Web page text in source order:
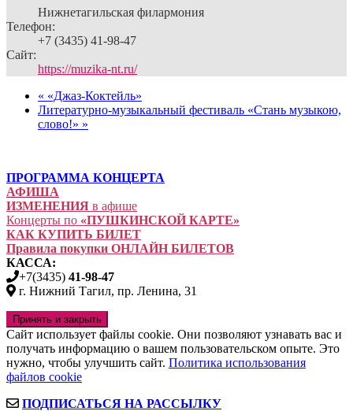
Нижнетагильская филармония
Телефон:
+7 (3435) 41-98-47
Сайт:
https://muzika-nt.ru/
« «Джаз-Коктейль»
Литературно-музыкальный фестиваль «Стань музыкою,
слово!» »
ПРОГРАММА КОНЦЕРТА
АФИША
ИЗМЕНЕНИЯ в афише
Концерты по «ПУШКИНСКОЙ КАРТЕ»
КАК КУПИТЬ БИЛЕТ
Правила покупки ОНЛАЙН БИЛЕТОВ
КАССА:
+7(3435) 41-98-47
г. Нижний Тагил, пр. Ленина, 31
Сайт использует файлы cookie. Они позволяют узнавать вас и
получать информацию о вашем пользовательском опыте. Это
нужно, чтобы улучшить сайт. Политика использования
файлов cookie
ПОДПИСАТЬСЯ НА РАССЫЛКУ